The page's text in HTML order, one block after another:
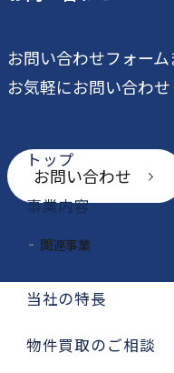
お問い合わせフォー
お気軽にお問い合わせ
お問い合わせ
トップ
事業内容
関連事業
当社の特長
物件買取のご相談